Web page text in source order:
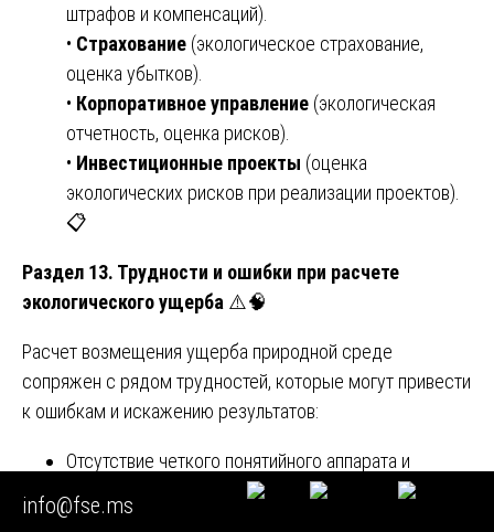
штрафов и компенсаций).
• Страхование (экологическое страхование,
оценка убытков).
• Корпоративное управление (экологическая
отчетность, оценка рисков).
• Инвестиционные проекты (оценка
экологических рисков при реализации проектов).
📋
Раздел 13. Трудности и ошибки при расчете
экологического ущерба ⚠️🧠
Расчет возмещения ущерба природной среде
сопряжен с рядом трудностей, которые могут привести
к ошибкам и искажению результатов:
Отсутствие четкого понятийного аппарата и
систематизации методик в российском
законодательстве.
info@fse.ms